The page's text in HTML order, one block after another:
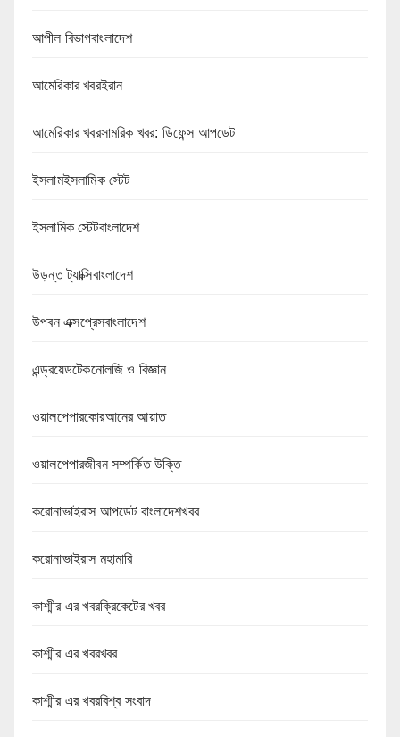
আপীল বিভাগবাংলাদেশ
আমেরিকার খবরইরান
আমেরিকার খবরসামরিক খবর: ডিফেন্স আপডেট
ইসলামইসলামিক স্টেট
ইসলামিক স্টেটবাংলাদেশ
উড়ন্ত ট্যাক্সিবাংলাদেশ
উপবন এক্সপ্রেসবাংলাদেশ
এন্ড্রয়েডটেকনোলজি ও বিজ্ঞান
ওয়ালপেপারকোরআনের আয়াত
ওয়ালপেপারজীবন সম্পর্কিত উক্তি
করোনাভাইরাস আপডেট বাংলাদেশখবর
করোনাভাইরাস মহামারি
কাশ্মীর এর খবরক্রিকেটের খবর
কাশ্মীর এর খবরখবর
কাশ্মীর এর খবরবিশ্ব সংবাদ